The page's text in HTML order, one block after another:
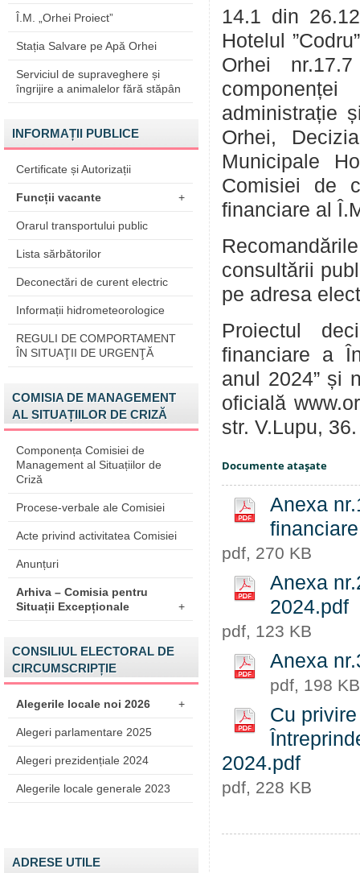
Î.M. „Orhei Proiect”
Stația Salvare pe Apă Orhei
Serviciul de supraveghere și
îngrijire a animalelor fără stăpân
INFORMAȚII PUBLICE
Certificate și Autorizații
Funcții vacante +
Orarul transportului public
Lista sărbătorilor
Deconectări de curent electric
Informații hidrometeorologice
REGULI DE COMPORTAMENT
ÎN SITUAŢII DE URGENŢĂ
COMISIA DE MANAGEMENT
AL SITUAȚIILOR DE CRIZĂ
Componența Comisiei de
Management al Situațiilor de
Criză
Procese-verbale ale Comisiei
Acte privind activitatea Comisiei
Anunțuri
Arhiva – Comisia pentru
Situații Excepționale
+
CONSILIUL ELECTORAL DE
CIRCUMSCRIPȚIE
Alegerile locale noi 2026 +
Alegeri parlamentare 2025
Alegeri prezidențiale 2024
Alegerile locale generale 2023
ADRESE UTILE
14.1 din
Hotelul
Orhei
administrație
Orhei,
Municipale
Comisiei de
financiare al
consultării
pe adresa
Proiectul
financiare a
anul 2024” și
oficială
str. V.Lupu, 36.
Documente ataşate
Anexa
pdf, 270 KB
Anexa
2024.pdf
pdf, 123 KB
Anexa
pdf, 198 KB
Cu
2024.pdf
pdf, 228 KB